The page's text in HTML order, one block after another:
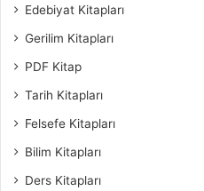
Edebiyat Kitapları
Gerilim Kitapları
PDF Kitap
Tarih Kitapları
Felsefe Kitapları
Bilim Kitapları
Ders Kitapları